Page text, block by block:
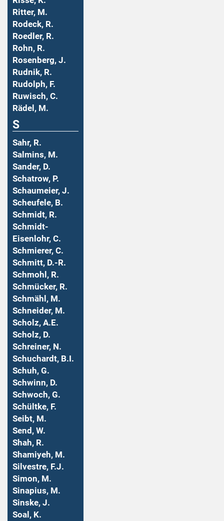
Ritter, M.
Rodeck, R.
Roedler, R.
Rohn, R.
Rosenberg, J.
Rudnik, R.
Rudolph, F.
Ruwisch, C.
Rädel, M.
S
Sahr, R.
Salmins, M.
Sander, D.
Schatrow, P.
Schaumeier, J.
Scheufele, B.
Schmidt, R.
Schmidt-
Eisenlohr, C.
Schmierer, C.
Schmitt, D.-R.
Schmohl, R.
Schmücker, R.
Schmähl, M.
Schneider, M.
Scholz, A.E.
Scholz, D.
Schreiner, N.
Schuchardt, B.I.
Schuh, G.
Schwinn, D.
Schwoch, G.
Schültke, F.
Seibt, M.
Send, W.
Shah, R.
Shamiyeh, M.
Silvestre, F.J.
Simon, M.
Sinapius, M.
Sinske, J.
Soal, K.